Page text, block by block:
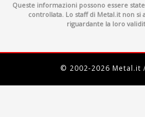
Queste informazioni possono essere
controllata. Lo staff di Metal.it non si
riguardante la loro
© 2002-2026 Metal.it /